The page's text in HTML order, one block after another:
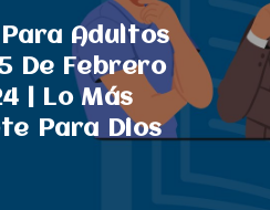
Adultos
De Febrero
| Lo Más
Para Dios